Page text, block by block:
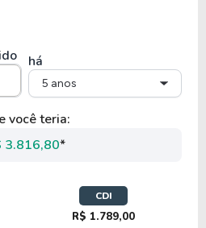
há
5 anos
você teria:
3.816,80*
CDI
R$ 1.789,00